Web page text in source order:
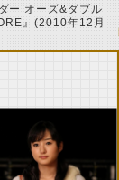
ー オーズ&ダブル
』(2010年12月